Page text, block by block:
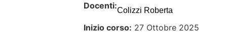
Docenti:Colizzi Roberta
Inizio corso: 27 Ottobre 2025